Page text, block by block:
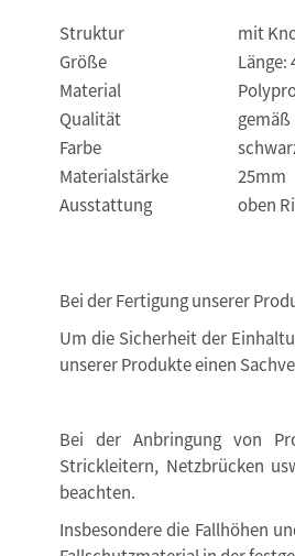
Struktur
mit
Größe
Länge:
Material
Qualität
Farbe
Materialstärke
25mm
Ausstattung
oben
Bei der Fertigung unserer
Um die Sicherheit der
unserer Produkte einen
Bei der Anbringung von
Strickleitern, Netzbrücken
beachten.
Insbesondere die Fallhöhen